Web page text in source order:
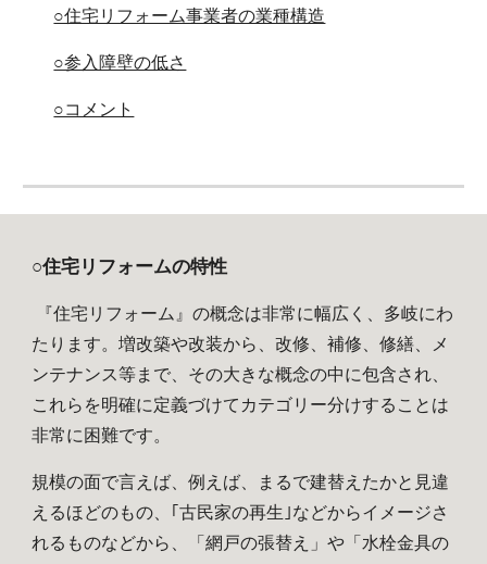
○住宅リフォーム事業者の業種構造
○参入障壁の低さ
○コメント
○住宅リフォームの特性
たります。増改築や改装から、改修、補修、修繕、メ
ンテナンス等まで、その大きな概念の中に包含され、
これらを明確に定義づけてカテゴリー分けすることは
非常に困難です。
規模の面で言えば、例えば、まるで建替えたかと見違
えるほどのもの、｢古民家の再生｣などからイメージさ
れるものなどから、「網戸の張替え」や「水栓金具の